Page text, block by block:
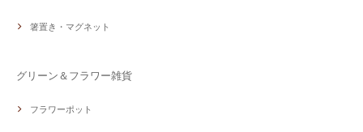
箸置き・マグネット
グリーン＆フラワー雑貨
フラワーポット